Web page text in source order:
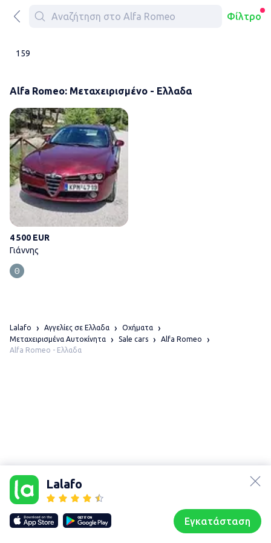
Φίλτρο
159
Alfa Romeo: Μεταχειρισμένο - Ελλαδα
4 500 EUR
Γιάννης
Lalafo
Εγκατάσταση
Lalafo Αγγελίες σε Ελλαδα
Οχήματα
Μεταχειρισμένα Αυτοκίνητα
Sale cars
Alfa Romeo
Alfa Romeo - Ελλαδα
Our websites
lalafo.kg
lalafo.rs
lalafo.pl
Sitemap
Συζητήσεις Προφίλ